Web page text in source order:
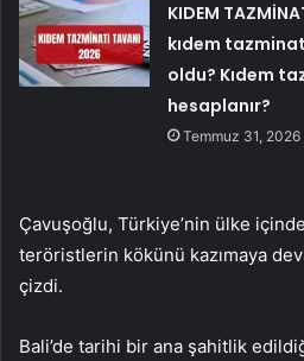
KIDEM
kıdem
oldu? Kıdem
hesaplanır?
Temmuz 31, 2026
Çavuşoğlu, Türkiye’nin ülke
teröristlerin kökünü kazımaya
çizdi.
Bali’de tarihi bir ana şahitlik